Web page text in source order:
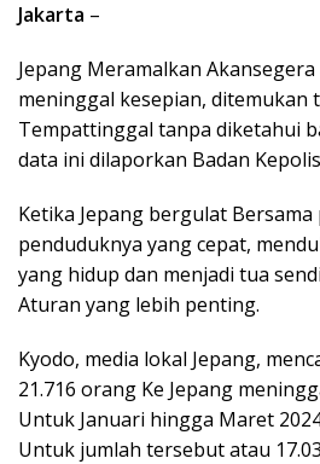
Jakarta –
Jepang Meramalkan
meninggal kesepian, ditemukan
Tempattinggal tanpa diketahui
data ini dilaporkan Badan
Ketika Jepang bergulat Bersama
penduduknya yang cepat,
yang hidup dan menjadi tua
Aturan yang lebih penting.
Kyodo, media lokal Jepang,
21.716 orang Ke Jepang
Untuk Januari hingga Maret
Untuk jumlah tersebut atau